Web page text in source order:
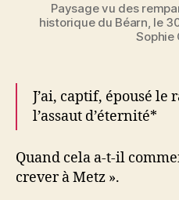
Paysage vu des
historique du Béarn, le
Sophie
J’ai, captif, épousé
l’assaut d’éternité*
Quand cela a-t-il
crever à Metz ».